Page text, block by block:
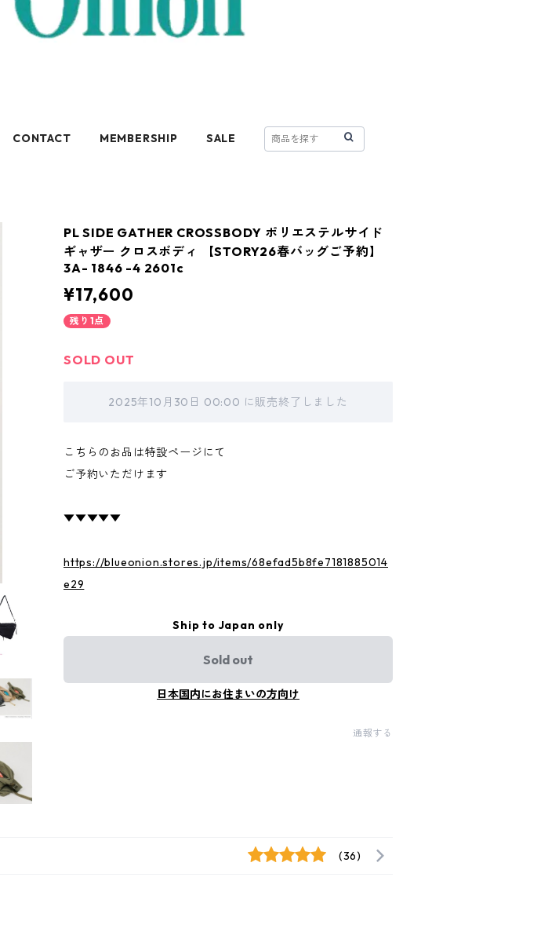
CONTACT MEMBERSHIP SALE
PL SIDE GATHER CROSSBODY ポリエステルサイド
ギャザー クロスボディ 【STORY26春バッグご予約】
3A- 1846 -4 2601c
¥17,600
残り1点
SOLD OUT
2025年10月30日 00:00 に販売終了しました
こちらのお品は特設ページにて
ご予約いただけます
▼▼▼▼▼
https://blueonion.stores.jp/items/68efad5b8fe7181885014
e29
Ship to Japan only
Sold out
日本国内にお住まいの方向け
通報する
(36)